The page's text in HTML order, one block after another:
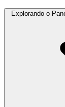
Explorando o